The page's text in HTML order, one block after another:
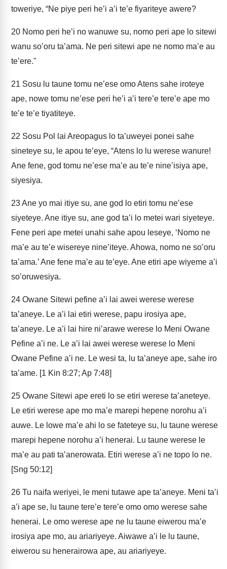
toweriye, “Ne piye peri he’i a’i te’e fiyariteye awere?
20 Nomo peri he’i no wanuwe su, nomo peri ape lo sitewi
wanu so’oru ta’ama. Ne peri sitewi ape ne nomo ma’e au
te’ere."
21 Sosu lu taune tomu ne’ese omo Atens sahe iroteye
ape, nowe tomu ne’ese peri he’i a’i tere’e tere’e ape mo
te’e te’e tiyatiteye.
22 Sosu Pol lai Areopagus lo ta’uweyei ponei sahe
sineteye su, le apou te’eye, “Atens lo lu werese wanure!
Ane fene, god tomu ne’ese ma’e au te’e nine’isiya ape,
siyesiya.
23Ane yo mai itiye su, ane god lo etiri tomu ne’ese
siyeteye. Ane itiye su, ane god ta’i lo metei wari siyeteye.
Fene peri ape metei unahi sahe apou leseye, ‘Nomo ne
ma’e au te’e wisereye nine’iteye. Ahowa, nomo ne so’oru
ta’ama.’ Ane fene ma’e au te’eye. Ane etiri ape wiyeme a’i
so’oruwesiya.
24 Owane Sitewi pefine a’i lai awei werese werese
ta’aneye. Le a’i lai etiri werese, papu irosiya ape,
ta’aneye. Le a’i lai hire ni’arawe werese lo Meni Owane
Pefine a’i ne. Le a’i lai awei werese werese lo Meni
Owane Pefine a’i ne. Le wesi ta, lu ta’aneye ape, sahe iro
ta’ame. [1 Kin 8:27; Ap 7:48]
25 Owane Sitewi ape ereti lo se etiri werese ta’aneteye.
Le etiri werese ape mo ma’e marepi hepene norohu a’i
auwe. Le lowe ma’e ahi lo se fateteye su, lu taune werese
marepi hepene norohu a’i henerai. Lu taune werese le
ma’e au pati ta’anerowata. Etiri werese a’i ne topo lo ne.
[Sng 50:12]
26 Tu naifa weriyei, le meni tutawe ape ta’aneye. Meni ta’i
a’i ape se, lu taune tere’e tere’e omo omo werese sahe
henerai. Le omo werese ape ne lu taune eiwerou ma’e
irosiya ape mo, au ariariyeye. Aiwawe a’i le lu taune,
eiwerou su henerairowa ape, au ariariyeye.